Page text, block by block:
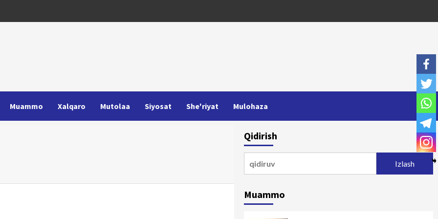
Muammo Xalqaro Mutolaa Siyosat She'riyat Mulohaza
Qidirish
Muammo